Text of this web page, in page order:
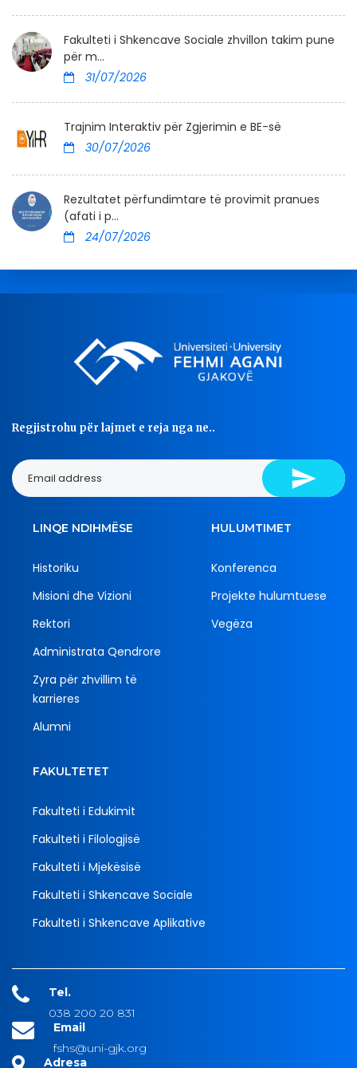
Fakulteti i Shkencave Sociale zhvillon takim pune
për m...
31/07/2026
Trajnim Interaktiv për Zgjerimin e BE-së
30/07/2026
Rezultatet përfundimtare të provimit pranues
(afati i p...
24/07/2026
Regjistrohu për lajmet e reja nga ne..
LINQE NDIHMËSE
Historiku
Misioni dhe Vizioni
Rektori
Administrata Qendrore
Zyra për zhvillim të
karrieres
Alumni
HULUMTIMET
Konferenca
Projekte hulumtuese
Vegëza
FAKULTETET
Fakulteti i Edukimit
Fakulteti i Filologjisë
Fakulteti i Mjekësisë
Fakulteti i Shkencave Sociale
Fakulteti i Shkencave Aplikative
Tel.
038 200 20 831
Email
fshs@uni-gjk.org
Adresa